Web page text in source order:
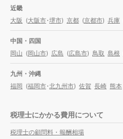
近畿
大阪 (大阪市・堺市) 京都 (京都市) 兵庫
中国・四国
岡山 (岡山市) 広島 (広島市) 鳥取 島根
九州・沖縄
福岡 (福岡市・北九州市) 佐賀 長崎 熊本
税理士にかかる費用について
税理士の顧問料・報酬相場